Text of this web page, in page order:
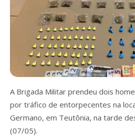
A Brigada Militar prendeu dois
por tráfico de entorpecentes na
Germano, em Teutônia, na tarde
(07/05).